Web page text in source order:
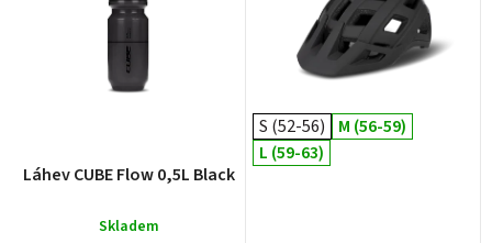
Láhev CUBE Flow 0,5L Black
Skladem
S (52-56)
M (56-59)
L (59-63)